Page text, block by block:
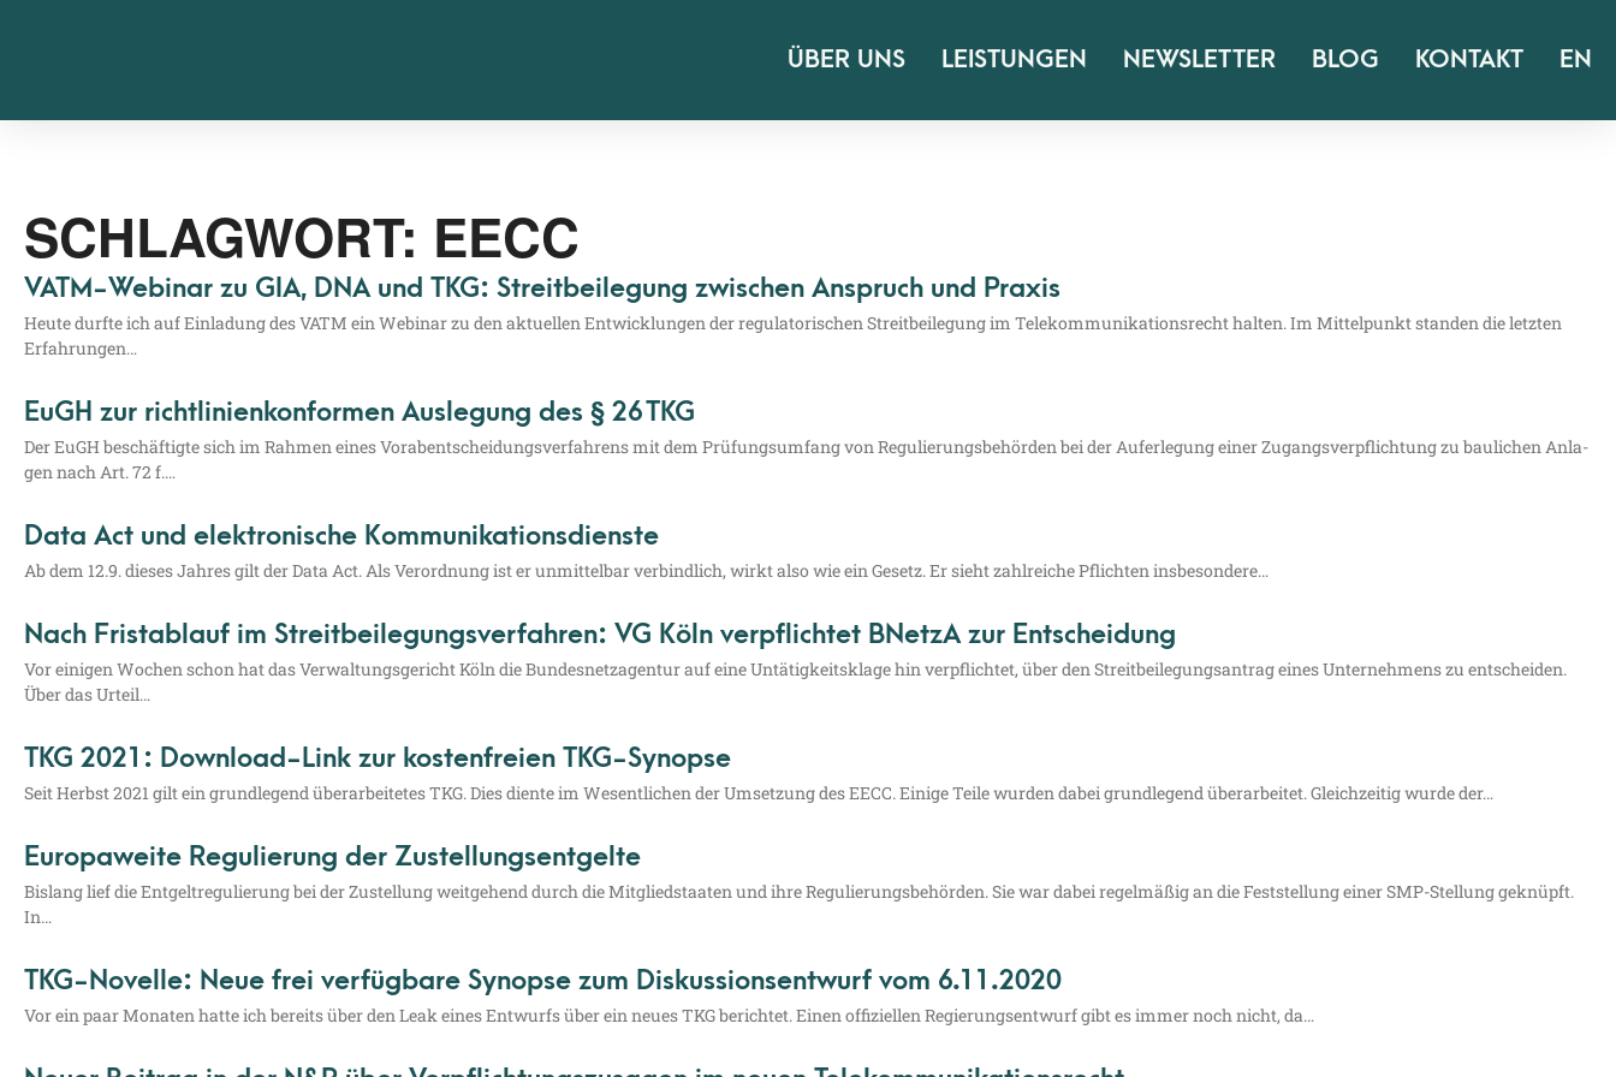
ÜBER UNS LEISTUNGEN NEWSLETTER BLOG KONTAKT EN
SCHLAGWORT: EECC
VATM-Webinar zu GIA, DNA und TKG: Streitbeilegung zwischen Anspruch und Praxis
Heu­te durf­te ich auf Ein­la­dung des VATM ein Web­i­nar zu den aktu­el­len Ent­wick­lun­gen der regu­la­to­ri­schen Streit­bei­le­gung im Tele­kom­mu­ni­ka­ti­ons­recht hal­ten. Im Mit­tel­punkt stan­den die letz­ten
Erfahrungen…
EuGH zur richtlinienkonformen Auslegung des § 26 TKG
Der EuGH beschäf­tig­te sich im Rah­men eines Vor­ab­ent­schei­dungs­ver­fah­rens mit dem Prü­fungs­um­fang von Regu­lie­rungs­be­hör­den bei der Auf­er­le­gung einer Zugangs­ver­pflich­tung zu bau­li­chen Anla­
gen nach Art. 72 f.…
Data Act und elektronische Kommunikationsdienste
Ab dem 12.9. die­ses Jah­res gilt der Data Act. Als Ver­ord­nung ist er unmit­tel­bar ver­bind­lich, wirkt also wie ein Gesetz. Er sieht zahl­rei­che Pflich­ten insbesondere…
Nach Fristablauf im Streitbeilegungsverfahren: VG Köln verpflichtet BNetzA zur Entscheidung
Vor eini­gen Wochen schon hat das Ver­wal­tungs­ge­richt Köln die Bun­des­netz­agen­tur auf eine Untä­tig­keits­kla­ge hin ver­pflich­tet, über den Streit­bei­le­gungs­an­trag eines Unter­neh­mens zu ent­schei­den.
Über das Urteil…
TKG 2021: Download-Link zur kostenfreien TKG-Synopse
Seit Herbst 2021 gilt ein grund­le­gend über­ar­bei­te­tes TKG. Dies dien­te im Wesent­li­chen der Umset­zung des EECC. Eini­ge Tei­le wur­den dabei grund­le­gend über­ar­bei­tet. Gleich­zei­tig wur­de der…
Europaweite Regulierung der Zustellungsentgelte
Bis­lang lief die Ent­gelt­re­gu­lie­rung bei der Zustel­lung weit­ge­hend durch die Mit­glied­staa­ten und ihre Regu­lie­rungs­be­hör­den. Sie war dabei regel­mä­ßig an die Fest­stel­lung einer SMP-Stel­­lung geknüpft.
In…
TKG-Novelle: Neue frei verfügbare Synopse zum Diskussionsentwurf vom 6.11.2020
Vor ein paar Mona­ten hat­te ich bereits über den Leak eines Ent­wurfs über ein neu­es TKG berich­tet. Einen offi­zi­el­len Regie­rungs­ent­wurf gibt es immer noch nicht, da…